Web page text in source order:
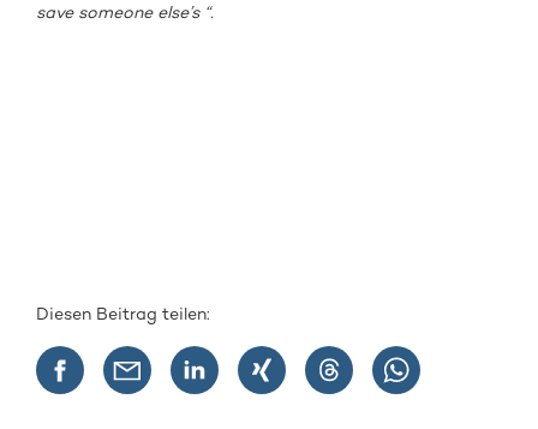
save someone else’s “.
Diesen Beitrag teilen: